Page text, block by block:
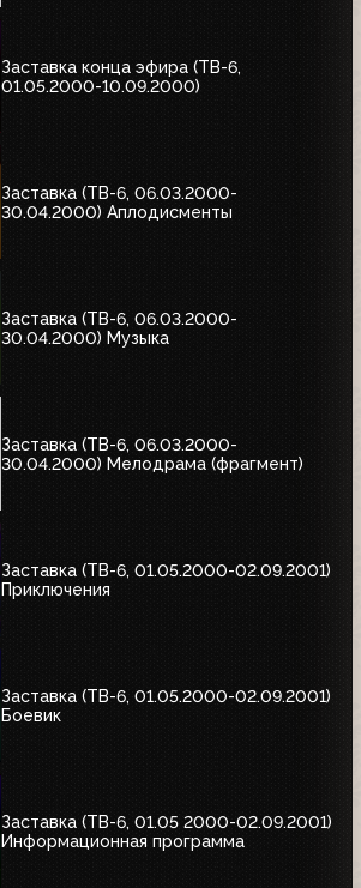
Заставка конца эфира (ТВ-6,
01.05.2000-10.09.2000)
Заставка (ТВ-6, 06.03.2000-
30.04.2000) Аплодисменты
Заставка (ТВ-6, 06.03.2000-
30.04.2000) Музыка
Заставка (ТВ-6, 06.03.2000-
30.04.2000) Мелодрама (фрагмент)
Заставка (ТВ-6, 01.05.2000-02.09.2001)
Приключения
Заставка (ТВ-6, 01.05.2000-02.09.2001)
Боевик
Заставка (ТВ-6, 01.05 2000-02.09.2001)
Информационная программа